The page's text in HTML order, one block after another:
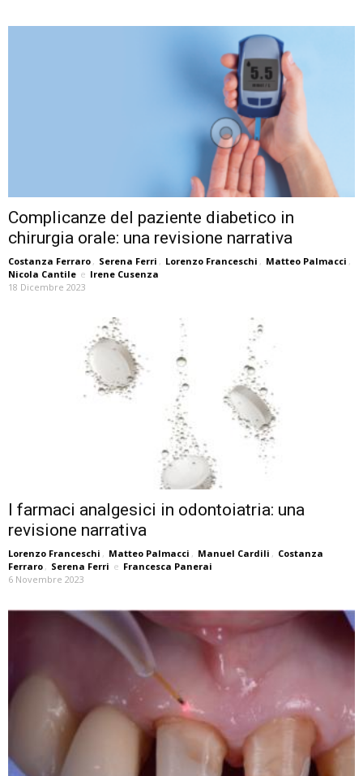
Complicanze del paziente diabetico in
chirurgia orale: una revisione narrativa
Costanza Ferraro , Serena Ferri , Lorenzo Franceschi , Matteo Palmacci ,
Nicola Cantile e Irene Cusenza
18 Dicembre 2023
I farmaci analgesici in odontoiatria: una
revisione narrativa
Lorenzo Franceschi , Matteo Palmacci , Manuel Cardili , Costanza
Ferraro , Serena Ferri e Francesca Panerai
6 Novembre 2023